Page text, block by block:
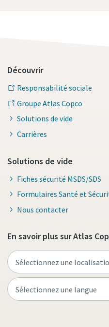
Découvrir
Responsabilité sociale
Groupe Atlas Copco
Solutions de vide
Carrières
Solutions de vide
Fiches sécurité MSDS/SDS
Formulaires Santé et
Nous contacter
En savoir plus sur Atlas